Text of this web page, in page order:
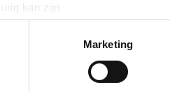
kan zijn
het
detailgedeeltein. U kunt uw
Marketing